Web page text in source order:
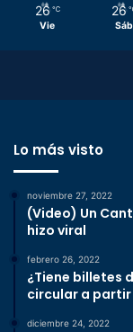
26 ℃
Vie
26
Sáb
Lo más visto
noviembre 27, 2022
(Video) Un
hizo viral
febrero 26, 2022
¿Tiene billetes
circular a partir
diciembre 24, 2022